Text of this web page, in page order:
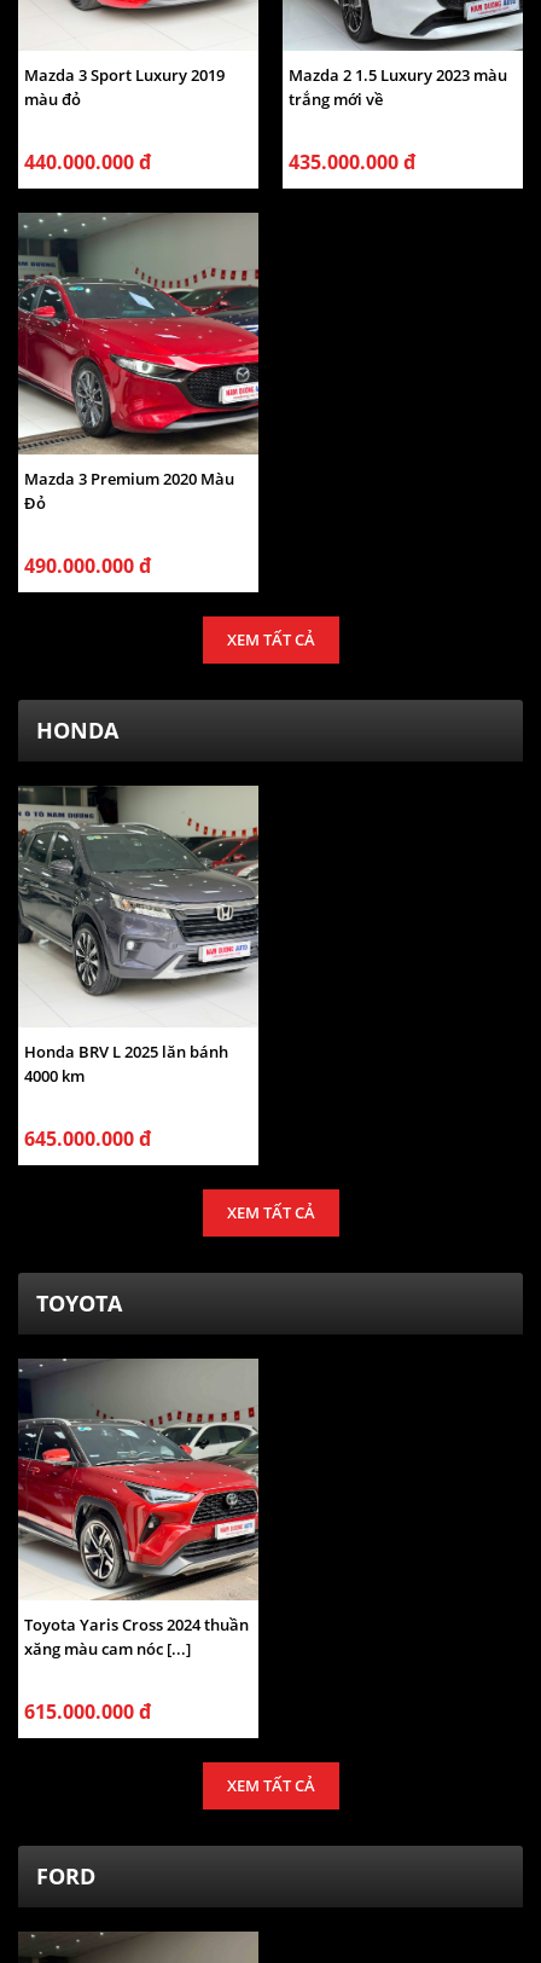
Mazda 3 Sport Luxury 2019
màu đỏ
440.000.000 đ
Mazda 2 1.5 Luxury 2023 màu
trắng mới về
435.000.000 đ
Mazda 3 Premium 2020 Màu
Đỏ
490.000.000 đ
XEM TẤT CẢ
HONDA
Honda BRV L 2025 lăn bánh
4000 km
645.000.000 đ
XEM TẤT CẢ
TOYOTA
Toyota Yaris Cross 2024 thuần
xăng màu cam nóc [...]
615.000.000 đ
XEM TẤT CẢ
FORD